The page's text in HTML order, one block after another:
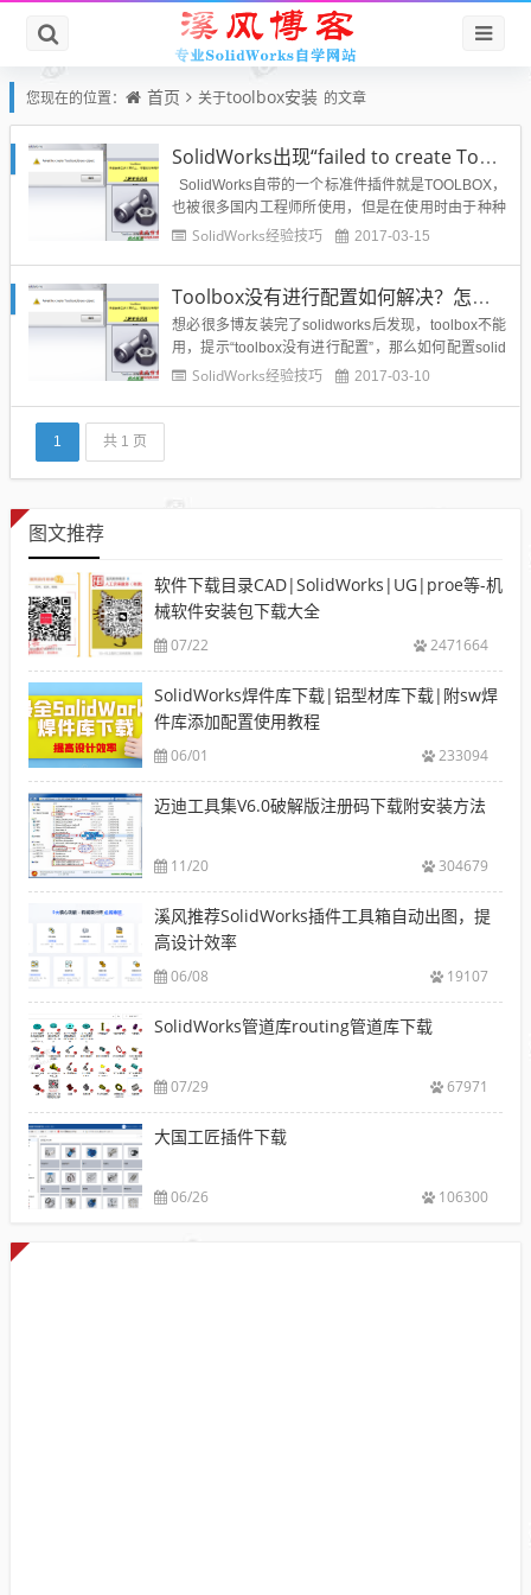
您现在的位置： 首页 关于toolbox安装 的文章
SolidWorks出现“failed to create Toolboxlibrary object”toolbox错误提示怎么办？
SolidWorks自带的一个标准件插件就是TOOLBOX，
也被很多国内工程师所使用，但是在使用时由于种种
原因造成SolidWorks异形孔或者是toolbox无法生成插
SolidWorks经验技巧 2017-03-15
Toolbox没有进行配置如何解决？怎么配置solidworks插件toolbox?
想必很多博友装完了solidworks后发现，toolbox不能
用，提示“toolbox没有进行配置”，那么如何配置solid
works插件toolbox呢？错误界面如下图所示：本文解
SolidWorks经验技巧 2017-03-10
1 共 1 页
图文推荐
软件下载目录CAD|SolidWorks|UG|proe等-机
械软件安装包下载大全
07/22 2471664
SolidWorks焊件库下载|铝型材库下载|附sw焊
件库添加配置使用教程
06/01 233094
迈迪工具集V6.0破解版注册码下载附安装方法
11/20 304679
溪风推荐SolidWorks插件工具箱自动出图，提
高设计效率
06/08 19107
SolidWorks管道库routing管道库下载
07/29 67971
大国工匠插件下载
06/26 106300